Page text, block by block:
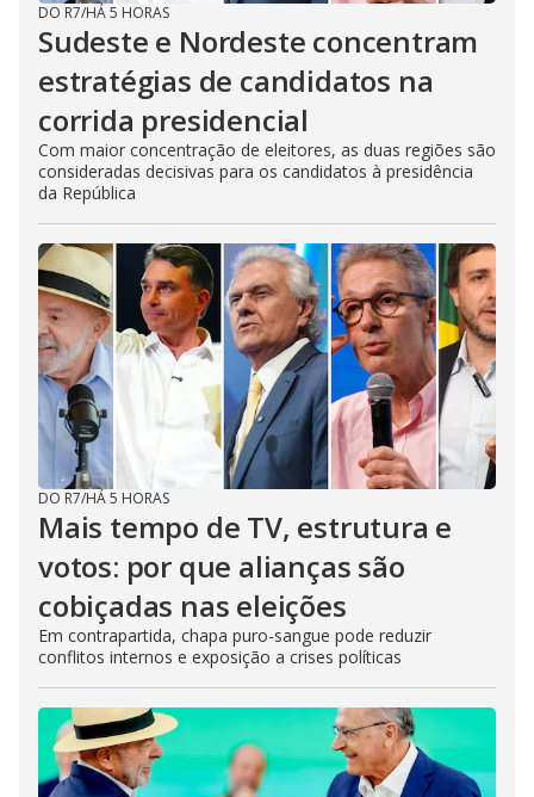
DO R7/HÁ 5 HORAS
Sudeste e Nordeste concentram
estratégias de candidatos na
corrida presidencial
Com maior concentração de eleitores, as duas regiões são
consideradas decisivas para os candidatos à presidência
da República
DO R7/HÁ 5 HORAS
Mais tempo de TV, estrutura e
votos: por que alianças são
cobiçadas nas eleições
Em contrapartida, chapa puro-sangue pode reduzir
conflitos internos e exposição a crises políticas